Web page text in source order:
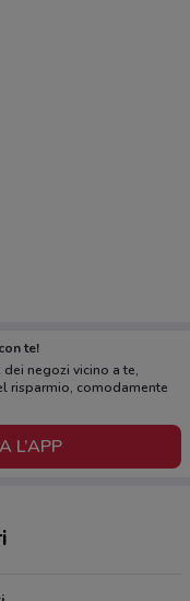
te!
negozi vicino a te,
risparmio, comodamente
L’APP